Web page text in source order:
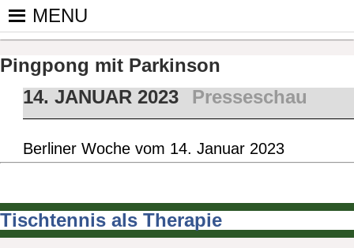
Skip
PINGPONGPARKINSON
ist der bundesweite Zusammenschluss von
Tischtennis – überwiegend ehrenamtlich um
MENU
Pingpong mit Parkinson
14. JANUAR 2023
Presseschau
Berliner Woche vom 14. Januar 2023
Beitragsnavigation
Tischtennis als Therapie